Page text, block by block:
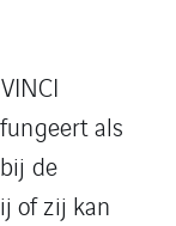
als
de
of zij kan